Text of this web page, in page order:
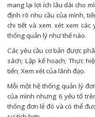
mang lại lợi ích lâu dài cho
định rõ nhu cầu của mình,
chi tiết và xem xét xem
thống quản lý như thế nào.
Các yêu cầu cơ bản được
sách; Lập kế hoạch; Thực
tiến; Xem xét của lãnh đạọ.
Mỗi một hệ thống quản lý
của mình nhưng 6 yếu tố
thống đơn lẻ đó và có thể